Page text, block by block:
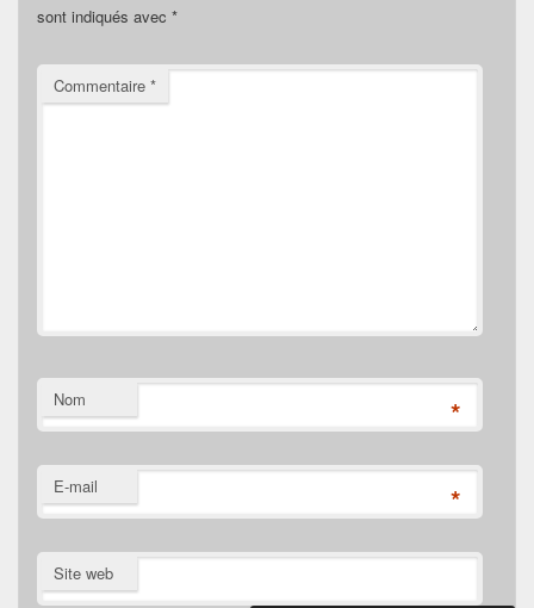
sont indiqués avec *
Commentaire *
Nom *
E-mail *
Site web